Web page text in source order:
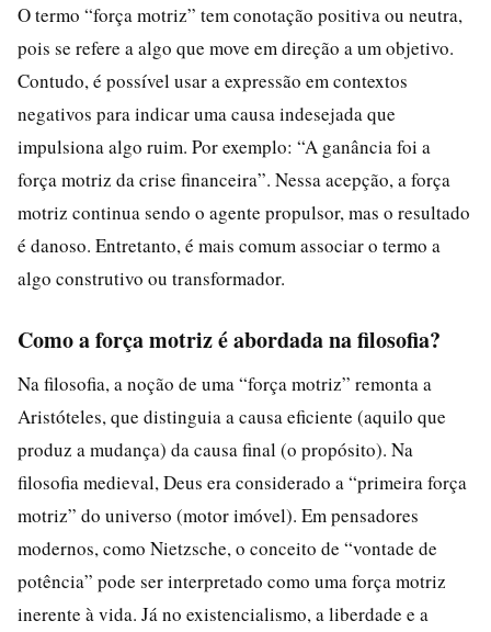
O termo “força motriz” tem conotação positiva ou neutra,
pois se refere a algo que move em direção a um objetivo.
Contudo, é possível usar a expressão em contextos
negativos para indicar uma causa indesejada que
impulsiona algo ruim. Por exemplo: “A ganância foi a
força motriz da crise financeira”. Nessa acepção, a força
motriz continua sendo o agente propulsor, mas o resultado
é danoso. Entretanto, é mais comum associar o termo a
algo construtivo ou transformador.
Como a força motriz é abordada na filosofia?
Na filosofia, a noção de uma “força motriz” remonta a
Aristóteles, que distinguia a causa eficiente (aquilo que
produz a mudança) da causa final (o propósito). Na
filosofia medieval, Deus era considerado a “primeira força
motriz” do universo (motor imóvel). Em pensadores
modernos, como Nietzsche, o conceito de “vontade de
potência” pode ser interpretado como uma força motriz
inerente à vida. Já no existencialismo, a liberdade e a